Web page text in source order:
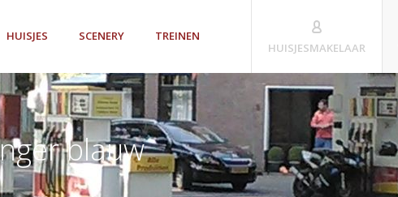
HUISJES SCENERY
TREINEN
HUISJESMAKELAAR
blauw